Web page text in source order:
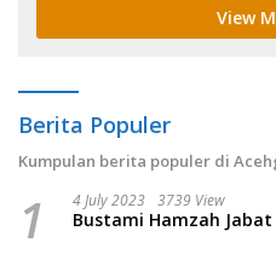
View
Berita Populer
Kumpulan berita populer di
1 4 July 2023 3739 View
Bustami Hamzah Jabat